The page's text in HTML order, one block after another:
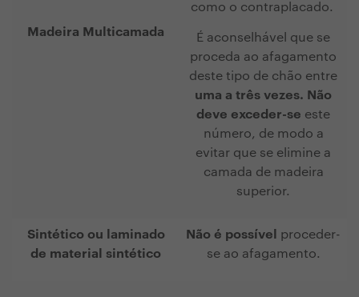
Madeira Multicamada
como o contraplacado.
É aconselhável que se
proceda ao afagamento
deste tipo de chão entre
uma a três vezes. Não
deve exceder-se este
número, de modo a
evitar que se elimine a
camada de madeira
superior.
Sintético ou laminado
de material sintético
Não é possível
proceder-
se ao afagamento.